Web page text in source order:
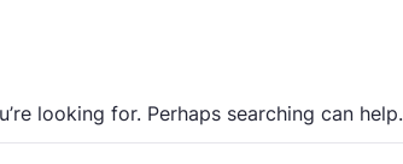
looking for. Perhaps searching can help.